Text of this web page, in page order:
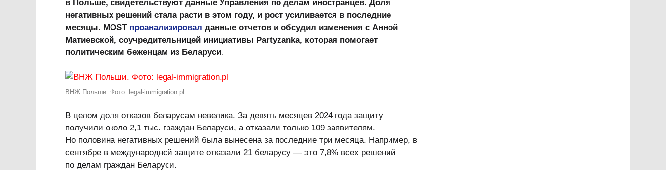
в Польше, свидетельствуют данные Управления по делам иностранцев. Доля
негативных решений стала расти в этом году, и рост усиливается в последние
месяцы. MOST проанализировал данные отчетов и обсудил изменения с Анной
Матиевской, соучредительницей инициативы Partyzanka, которая помогает
политическим беженцам из Беларуси.
ВНЖ Польши. Фото: legal-immigration.pl
В целом доля отказов беларусам невелика. За девять месяцев 2024 года защиту
получили около 2,1 тыс. граждан Беларуси, а отказали только 109 заявителям.
Но половина негативных решений была вынесена за последние три месяца. Например, в
сентябре в международной защите отказали 21 беларусу — это 7,8% всех решений
по делам граждан Беларуси.